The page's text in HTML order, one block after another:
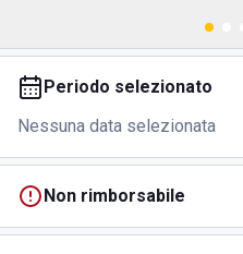
Periodo selezionato
Nessuna data selezionata
Non rimborsabile